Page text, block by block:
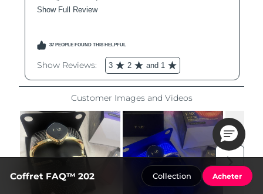
Coffret FAQ™ 202 Collection Acheter